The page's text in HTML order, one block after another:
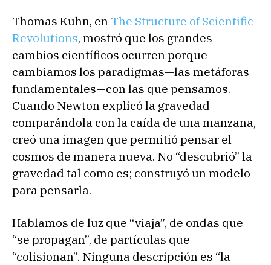
Thomas Kuhn, en The Structure of Scientific
Revolutions, mostró que los grandes
cambios científicos ocurren porque
cambiamos los paradigmas—las metáforas
fundamentales—con las que pensamos.
Cuando Newton explicó la gravedad
comparándola con la caída de una manzana,
creó una imagen que permitió pensar el
cosmos de manera nueva. No “descubrió” la
gravedad tal como es; construyó un modelo
para pensarla.
Hablamos de luz que “viaja”, de ondas que
“se propagan”, de partículas que
“colisionan”. Ninguna descripción es “la